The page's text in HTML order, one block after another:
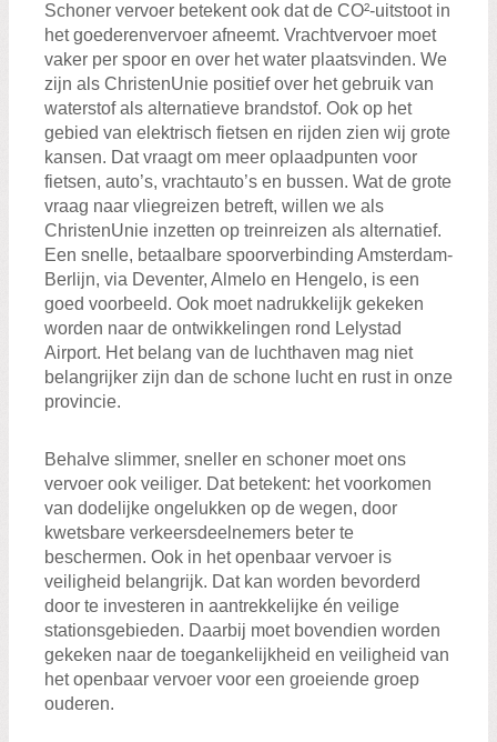
Schoner vervoer betekent ook dat de CO²-uitstoot in
het goederenvervoer afneemt. Vrachtvervoer moet
vaker per spoor en over het water plaatsvinden. We
zijn als ChristenUnie positief over het gebruik van
waterstof als alternatieve brandstof. Ook op het
gebied van elektrisch fietsen en rijden zien wij grote
kansen. Dat vraagt om meer oplaadpunten voor
fietsen, auto’s, vrachtauto’s en bussen. Wat de grote
vraag naar vliegreizen betreft, willen we als
ChristenUnie inzetten op treinreizen als alternatief.
Een snelle, betaalbare spoorverbinding Amsterdam-
Berlijn, via Deventer, Almelo en Hengelo, is een
goed voorbeeld. Ook moet nadrukkelijk gekeken
worden naar de ontwikkelingen rond Lelystad
Airport. Het belang van de luchthaven mag niet
belangrijker zijn dan de schone lucht en rust in onze
provincie.
Behalve slimmer, sneller en schoner moet ons
vervoer ook veiliger. Dat betekent: het voorkomen
van dodelijke ongelukken op de wegen, door
kwetsbare verkeersdeelnemers beter te
beschermen. Ook in het openbaar vervoer is
veiligheid belangrijk. Dat kan worden bevorderd
door te investeren in aantrekkelijke én veilige
stationsgebieden. Daarbij moet bovendien worden
gekeken naar de toegankelijkheid en veiligheid van
het openbaar vervoer voor een groeiende groep
ouderen.